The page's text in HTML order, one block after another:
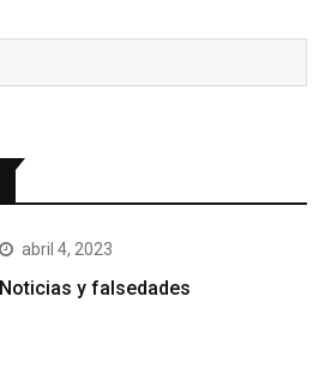
abril 4, 2023
Noticias y falsedades